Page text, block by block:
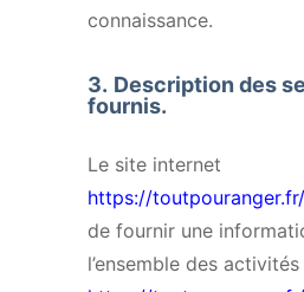
connaissance.
3. Description des
fournis.
Le site internet
https://toutpouranger.fr/
de fournir une
l’ensemble des